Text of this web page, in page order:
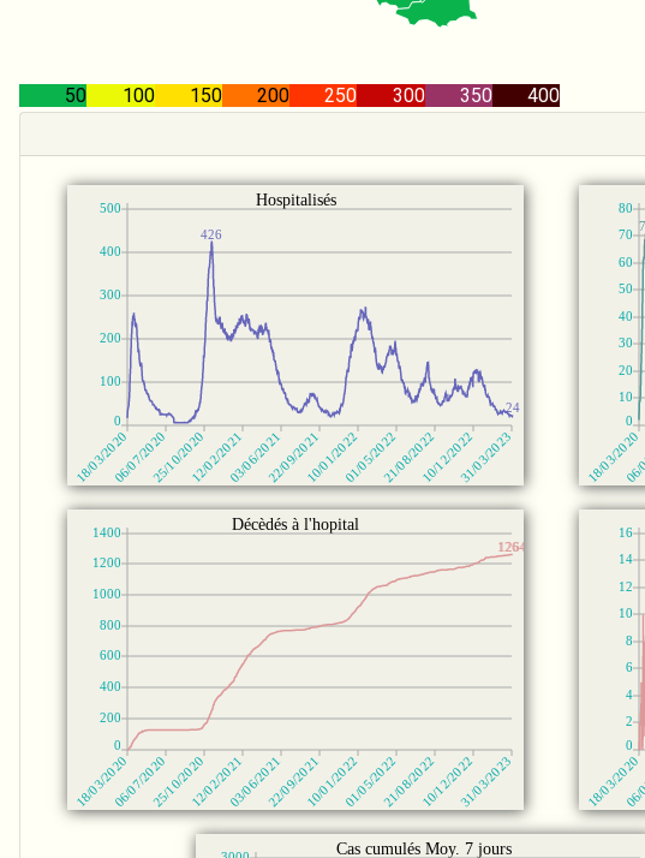
50 100 150 200 250 300 350
400